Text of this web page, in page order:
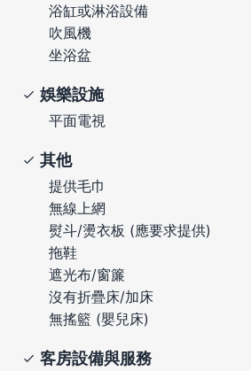
浴缸或淋浴設備
吹風機
坐浴盆
娛樂設施
平面電視
其他
提供毛巾
無線上網
熨斗/燙衣板 (應要求提供)
拖鞋
遮光布/窗簾
沒有折疊床/加床
無搖籃 (嬰兒床)
客房設備與服務